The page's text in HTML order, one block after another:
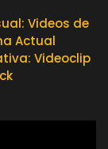
Videos de
Actual
Videoclip